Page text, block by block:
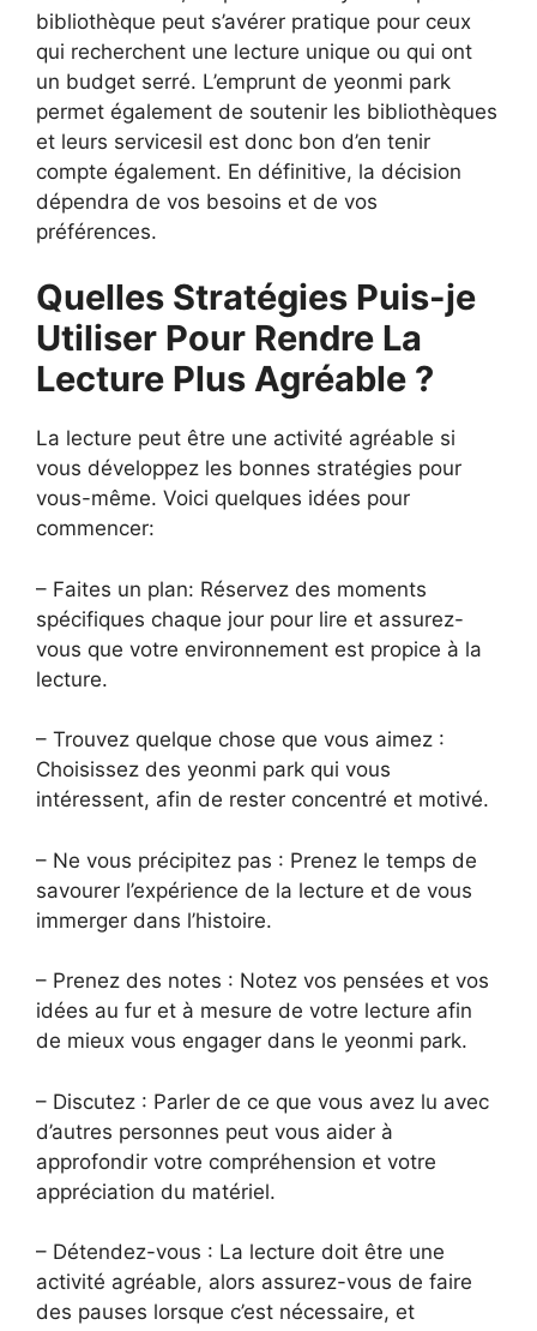
bibliothèque peut s’avérer pratique pour ceux
qui recherchent une lecture unique ou qui ont
un budget serré. L’emprunt de yeonmi park
permet également de soutenir les bibliothèques
et leurs servicesil est donc bon d’en tenir
compte également. En définitive, la décision
dépendra de vos besoins et de vos
préférences.
Quelles Stratégies Puis-je
Utiliser Pour Rendre La
Lecture Plus Agréable ?
La lecture peut être une activité agréable si
vous développez les bonnes stratégies pour
vous-même. Voici quelques idées pour
commencer:
– Faites un plan: Réservez des moments
spécifiques chaque jour pour lire et assurez-
vous que votre environnement est propice à la
lecture.
– Trouvez quelque chose que vous aimez :
Choisissez des yeonmi park qui vous
intéressent, afin de rester concentré et motivé.
– Ne vous précipitez pas : Prenez le temps de
savourer l’expérience de la lecture et de vous
immerger dans l’histoire.
– Prenez des notes : Notez vos pensées et vos
idées au fur et à mesure de votre lecture afin
de mieux vous engager dans le yeonmi park.
– Discutez : Parler de ce que vous avez lu avec
d’autres personnes peut vous aider à
approfondir votre compréhension et votre
appréciation du matériel.
– Détendez-vous : La lecture doit être une
activité agréable, alors assurez-vous de faire
des pauses lorsque c’est nécessaire, et